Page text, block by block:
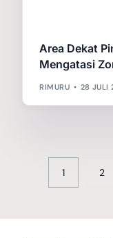
Area Dekat
Mengatasi
RIMURU 28 JULI
1 2